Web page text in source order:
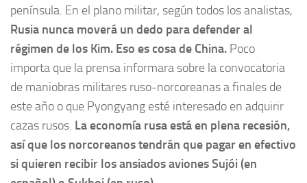
península. En el plano militar, según todos los analistas,
Rusia nunca moverá un dedo para defender al
régimen de los Kim. Eso es cosa de China. Poco
importa que la prensa informara sobre la convocatoria
de maniobras militares ruso-norcoreanas a finales de
este año o que Pyongyang esté interesado en adquirir
cazas rusos. La economía rusa está en plena recesión,
así que los norcoreanos tendrán que pagar en efectivo
si quieren recibir los ansiados aviones Sujói (en